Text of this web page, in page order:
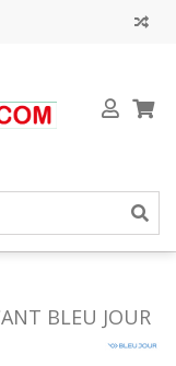
BLEU JOUR